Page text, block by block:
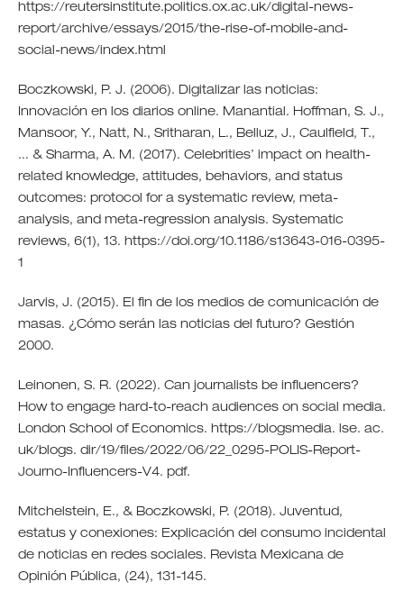
https://reutersinstitute.politics.ox.ac.uk/digital-news-
report/archive/essays/2015/the-rise-of-mobile-and-
social-news/index.html
Boczkowski, P. J. (2006). Digitalizar las noticias:
Innovación en los diarios online. Manantial. Hoffman, S. J.,
Mansoor, Y., Natt, N., Sritharan, L., Belluz, J., Caulfield, T.,
... & Sharma, A. M. (2017). Celebrities’ impact on health-
related knowledge, attitudes, behaviors, and status
outcomes: protocol for a systematic review, meta-
analysis, and meta-regression analysis. Systematic
reviews, 6(1), 13. https://doi.org/10.1186/s13643-016-0395-
1
Jarvis, J. (2015). El fin de los medios de comunicación de
masas. ¿Cómo serán las noticias del futuro? Gestión
2000.
Leinonen, S. R. (2022). Can journalists be influencers?
How to engage hard-to-reach audiences on social media.
London School of Economics. https://blogsmedia. lse. ac.
uk/blogs. dir/19/files/2022/06/22_0295-POLIS-Report-
Journo-Influencers-V4. pdf.
Mitchelstein, E., & Boczkowski, P. (2018). Juventud,
estatus y conexiones: Explicación del consumo incidental
de noticias en redes sociales. Revista Mexicana de
Opinión Pública, (24), 131-145.